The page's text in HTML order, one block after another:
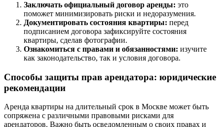
Заключать официальный договор аренды: это
поможет минимизировать риски и недоразумения.
Документировать состояния квартиры: перед
подписанием договора зафиксируйте состояния
квартиры, сделав фотографии.
Ознакомиться с правами и обязанностями: изучите
как законодательство, так и условия договора.
Способы защиты прав арендатора: юридические
рекомендации
Аренда квартиры на длительный срок в Москве может быть
сопряжена с различными правовыми рисками для
арендаторов. Важно быть осведомленным о своих правах и